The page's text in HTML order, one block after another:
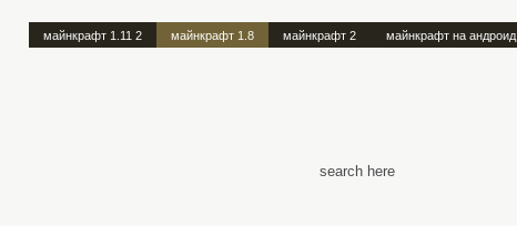
майнкрафт 1.11 2 майнкрафт 1.8 майнкрафт 2 майнкрафт на андроид